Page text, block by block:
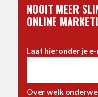
NOOIT MEER
ONLINE
Laat hieronder je
Over welk